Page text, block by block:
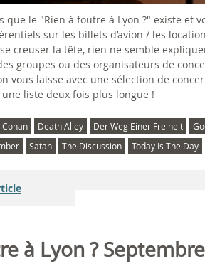
que le "Rien à foutre à Lyon ?" existe et
sur les billets d’avion / les
se creuser la tête, rien ne semble
groupes ou des organisateurs de
vous laisse avec une sélection de
liste deux fois plus longue !
Conan Death Alley Der Weg Einer Freiheit
Satan The Discussion Today Is The Day
à Lyon ?